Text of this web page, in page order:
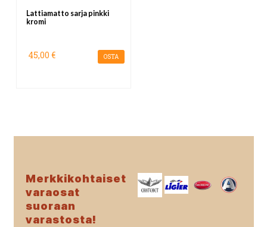
Lattiamatto sarja pinkki
kromi
45,00 € OSTA
Merkkikohtaiset
varaosat
suoraan
varastosta!